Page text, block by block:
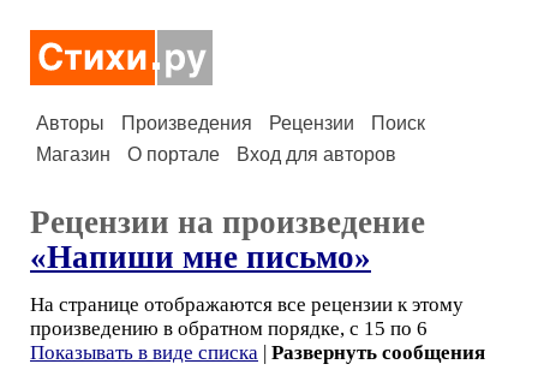
Авторы Произведения Рецензии
Поиск
Магазин
О портале Вход для авторов
Рецензии на произведение
«Напиши мне письмо»
На странице отображаются все рецензии к этому
произведению в обратном порядке, с 15 по 6
Показывать в виде списка | Развернуть сообщения